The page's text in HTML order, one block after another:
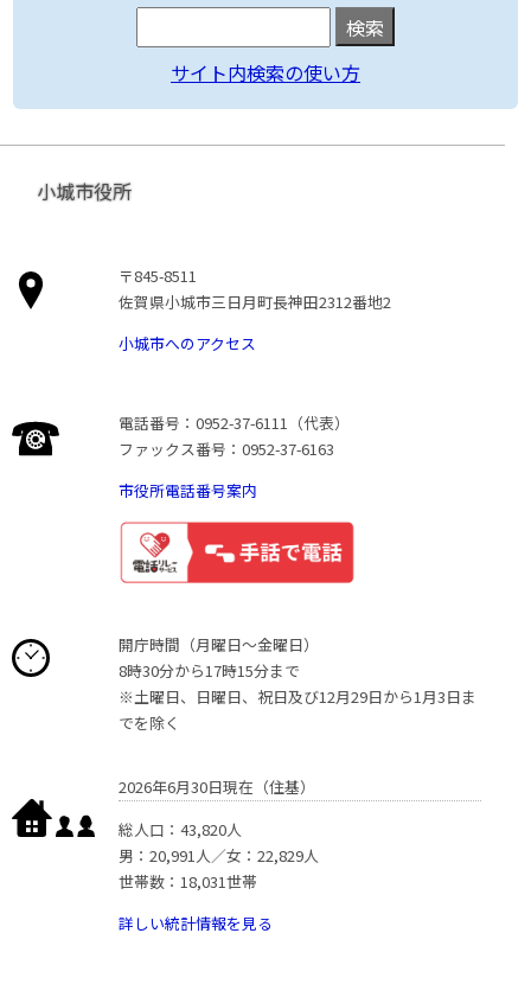
サイト内検索の使い方
小城市役所
〒845-8511
佐賀県小城市三日月町長神田2312番地2
小城市へのアクセス
電話番号：0952-37-6111（代表）
ファックス番号：0952-37-6163
市役所電話番号案内
開庁時間（月曜日〜金曜日）
8時30分から17時15分まで
※土曜日、日曜日、祝日及び12月29日から1月3日ま
でを除く
2026年6月30日現在（住基）
総人口：43,820人
男：20,991人／女：22,829人
世帯数：18,031世帯
詳しい統計情報を見る